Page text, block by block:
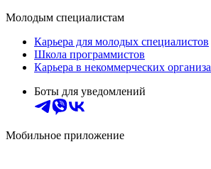
Молодым специалистам
Карьера для молодых специалистов
Школа программистов
Карьера в некоммерческих
Боты для уведомлений
Мобильное приложение